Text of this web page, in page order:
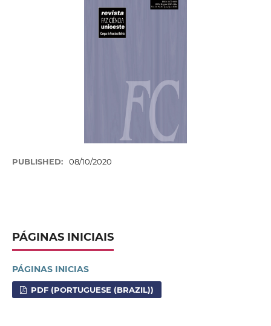
PUBLISHED: 08/10/2020
PÁGINAS INICIAIS
PÁGINAS INICIAS
PDF (PORTUGUESE (BRAZIL))